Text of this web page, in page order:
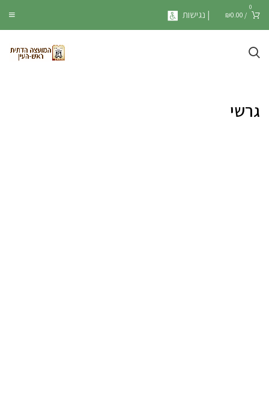
0
/
₪0.00 | נגישות
גרשי